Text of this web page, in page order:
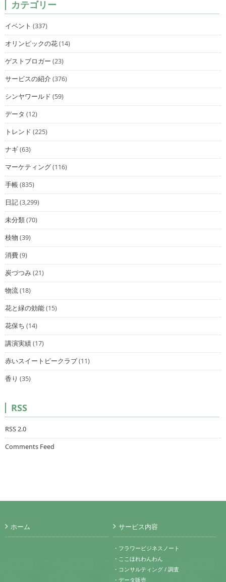
カテゴリー
イベント (337)
オリンピックの花(14)
ゲストブロガー (23)
サービスの紹介(376)
シンヤワールド (59)
データ (12)
トレンド (225)
ナギ(63)
マーケティング(116)
手帳(835)
日記(3,299)
未分類(70)
枝物 (39)
消費(9)
炭づつみ(21)
物流(18)
花と緑の効能(15)
花保ち (14)
講演実績(17)
赤いスイートピークラブ(11)
香り (35)
RSS
RSS 2.0
Comments Feed
ホーム サービス内容
・フラワービジネスノート
・ここほれわんわん
・コンサルティング / 調査
・データ販売